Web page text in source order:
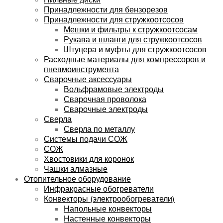
Принадлежности для бензорезов
Принадлежности для стружкоотсосов
Мешки и фильтры к стружкоотсосам
Рукава и шланги для стружкоотсосов
Штуцера и муфты для стружкоотсосов
Расходные материалы для компрессоров и
пневмоинструмента
Сварочные аксессуары
Вольфрамовые электроды
Сварочная проволока
Сварочные электроды
Сверла
Сверла по металлу
Системы подачи СОЖ
СОЖ
Хвостовики для коронок
Чашки алмазные
Отопительное оборудование
Инфракрасные обогреватели
Конвекторы (электрообогреватели)
Напольные конвекторы
Настенные конвекторы